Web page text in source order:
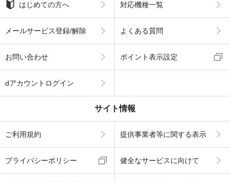
はじめての方へ 対応機種一覧
メールサービス登録/解除 よくある質問
お問い合わせ ポイント表示設定
dアカウントログイン
サイト情報
ご利用規約 提供事業者等に関する表示
プライバシーポリシー 健全なサービスに向けて